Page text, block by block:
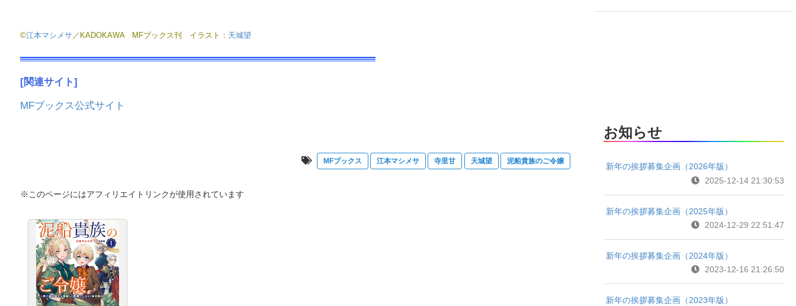
©江本マシメサ ／KADOKAWA MFブックス刊 イラスト： 天城望
[関連サイト]
MFブックス公式サイト
MFブックス 江本マシメサ 寺里甘 天城望 泥船貴族のご令嬢
※このページにはアフィリエイトリンクが使用されています
お知らせ
新年の挨拶募集企画（2026年版）
2025-12-14 21:30:53
新年の挨拶募集企画（2025年版）
2024-12-29 22:51:47
新年の挨拶募集企画（2024年版）
2023-12-16 21:26:50
新年の挨拶募集企画（2023年版）